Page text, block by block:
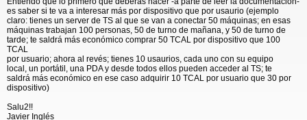
es saber si te va a interesar más por dispositivo que por usaurio (ejemplo
claro: tienes un server de TS al que se van a conectar 50 máquinas; en esas
máquinas trabajan 100 personas, 50 de turno de mañana, y 50 de turno de
tarde; te saldrá más económico comprar 50 TCAL por dispositivo que 100
TCAL
por usuario; ahora al revés; tienes 10 usaurios, cada uno con su equipo
local, un portátil, una PDA y desde todos ellos pueden acceder al TS; te
saldrá más económico en ese caso adquirir 10 TCAL por usuario que 30 por
dispositivo)
Salu2!!
Javier Inglés